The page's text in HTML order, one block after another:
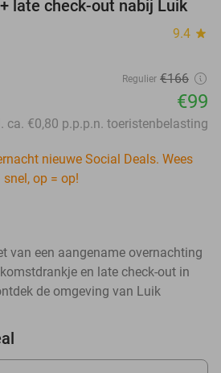
late check-out nabij Luik
9.4 star
Regulier €166
€99
ca. €0,80 p.p.p.n. toeristenbelasting
nieuwe Social Deals. Wees
snel, op = op!
van een aangename overnachting
en late check-out in
de omgeving van Luik